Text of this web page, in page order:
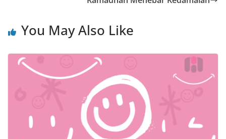
You May Also Like